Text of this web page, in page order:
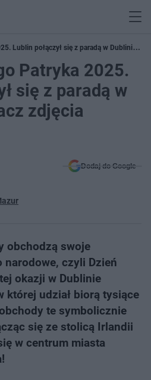
Lublin połączył się z paradą w Dublinie!
Patryka 2025.
się z paradą w
zdjęcia
Dodaj do Google
obchodzą swoje
narodowe, czyli Dzień
okazji w Dublinie
której udział biorą tysiące
te symbolicznie
się ze stolicą Irlandii
w centrum miasta